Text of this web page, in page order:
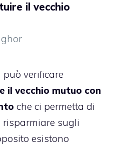
il vecchio
verificare
il vecchio mutuo con
che ci permetta di
sugli
esistono